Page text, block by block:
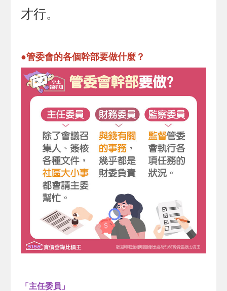
才行。
●管委會的各個幹部要做什麼？
「主任委員」